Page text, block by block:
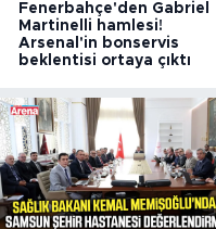
Fenerbahçe'den Gabriel
Martinelli hamlesi!
Arsenal'in bonservis
beklentisi ortaya çıktı